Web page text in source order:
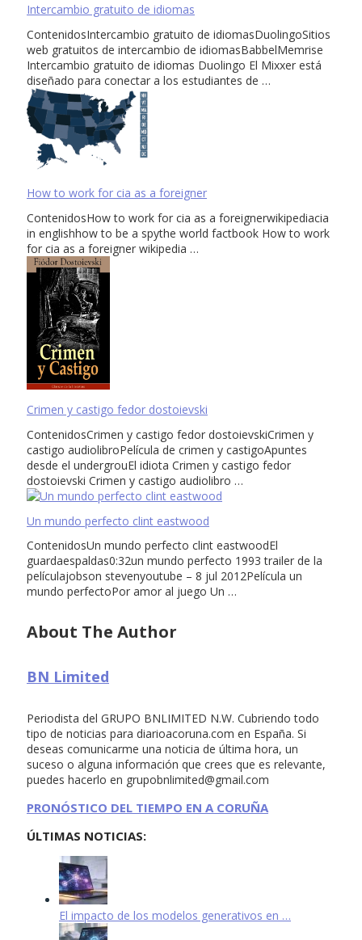
Intercambio gratuito de idiomas
ContenidosIntercambio gratuito de idiomasDuolingoSitios
web gratuitos de intercambio de idiomasBabbelMemrise
Intercambio gratuito de idiomas Duolingo El Mixxer está
diseñado para conectar a los estudiantes de …
How to work for cia as a foreigner
ContenidosHow to work for cia as a foreignerwikipediacia
in englishhow to be a spythe world factbook How to work
for cia as a foreigner wikipedia …
Crimen y castigo fedor dostoievski
ContenidosCrimen y castigo fedor dostoievskiCrimen y
castigo audiolibroPelícula de crimen y castigoApuntes
desde el undergrouEl idiota Crimen y castigo fedor
dostoievski Crimen y castigo audiolibro …
Un mundo perfecto clint eastwood
ContenidosUn mundo perfecto clint eastwoodEl
guardaespaldas0:32un mundo perfecto 1993 trailer de la
películajobson stevenyoutube – 8 jul 2012Película un
mundo perfectoPor amor al juego Un …
About The Author
BN Limited
Periodista del GRUPO BNLIMITED N.W. Cubriendo todo
tipo de noticias para diarioacoruna.com en España. Si
deseas comunicarme una noticia de última hora, un
suceso o alguna información que crees que es relevante,
puedes hacerlo en grupobnlimited@gmail.com
PRONÓSTICO DEL TIEMPO EN A CORUÑA
ÚLTIMAS NOTICIAS:
El impacto de los modelos generativos en …